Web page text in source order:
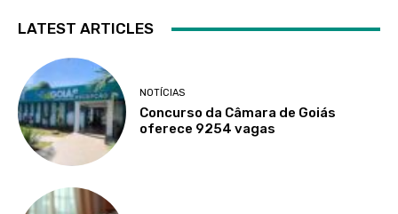
LATEST ARTICLES
NOTÍCIAS
Concurso da Câmara de Goiás
oferece 9254 vagas